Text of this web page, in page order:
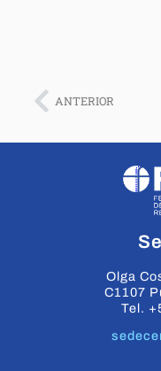
ANTERIOR
Olga
C1107
Tel.